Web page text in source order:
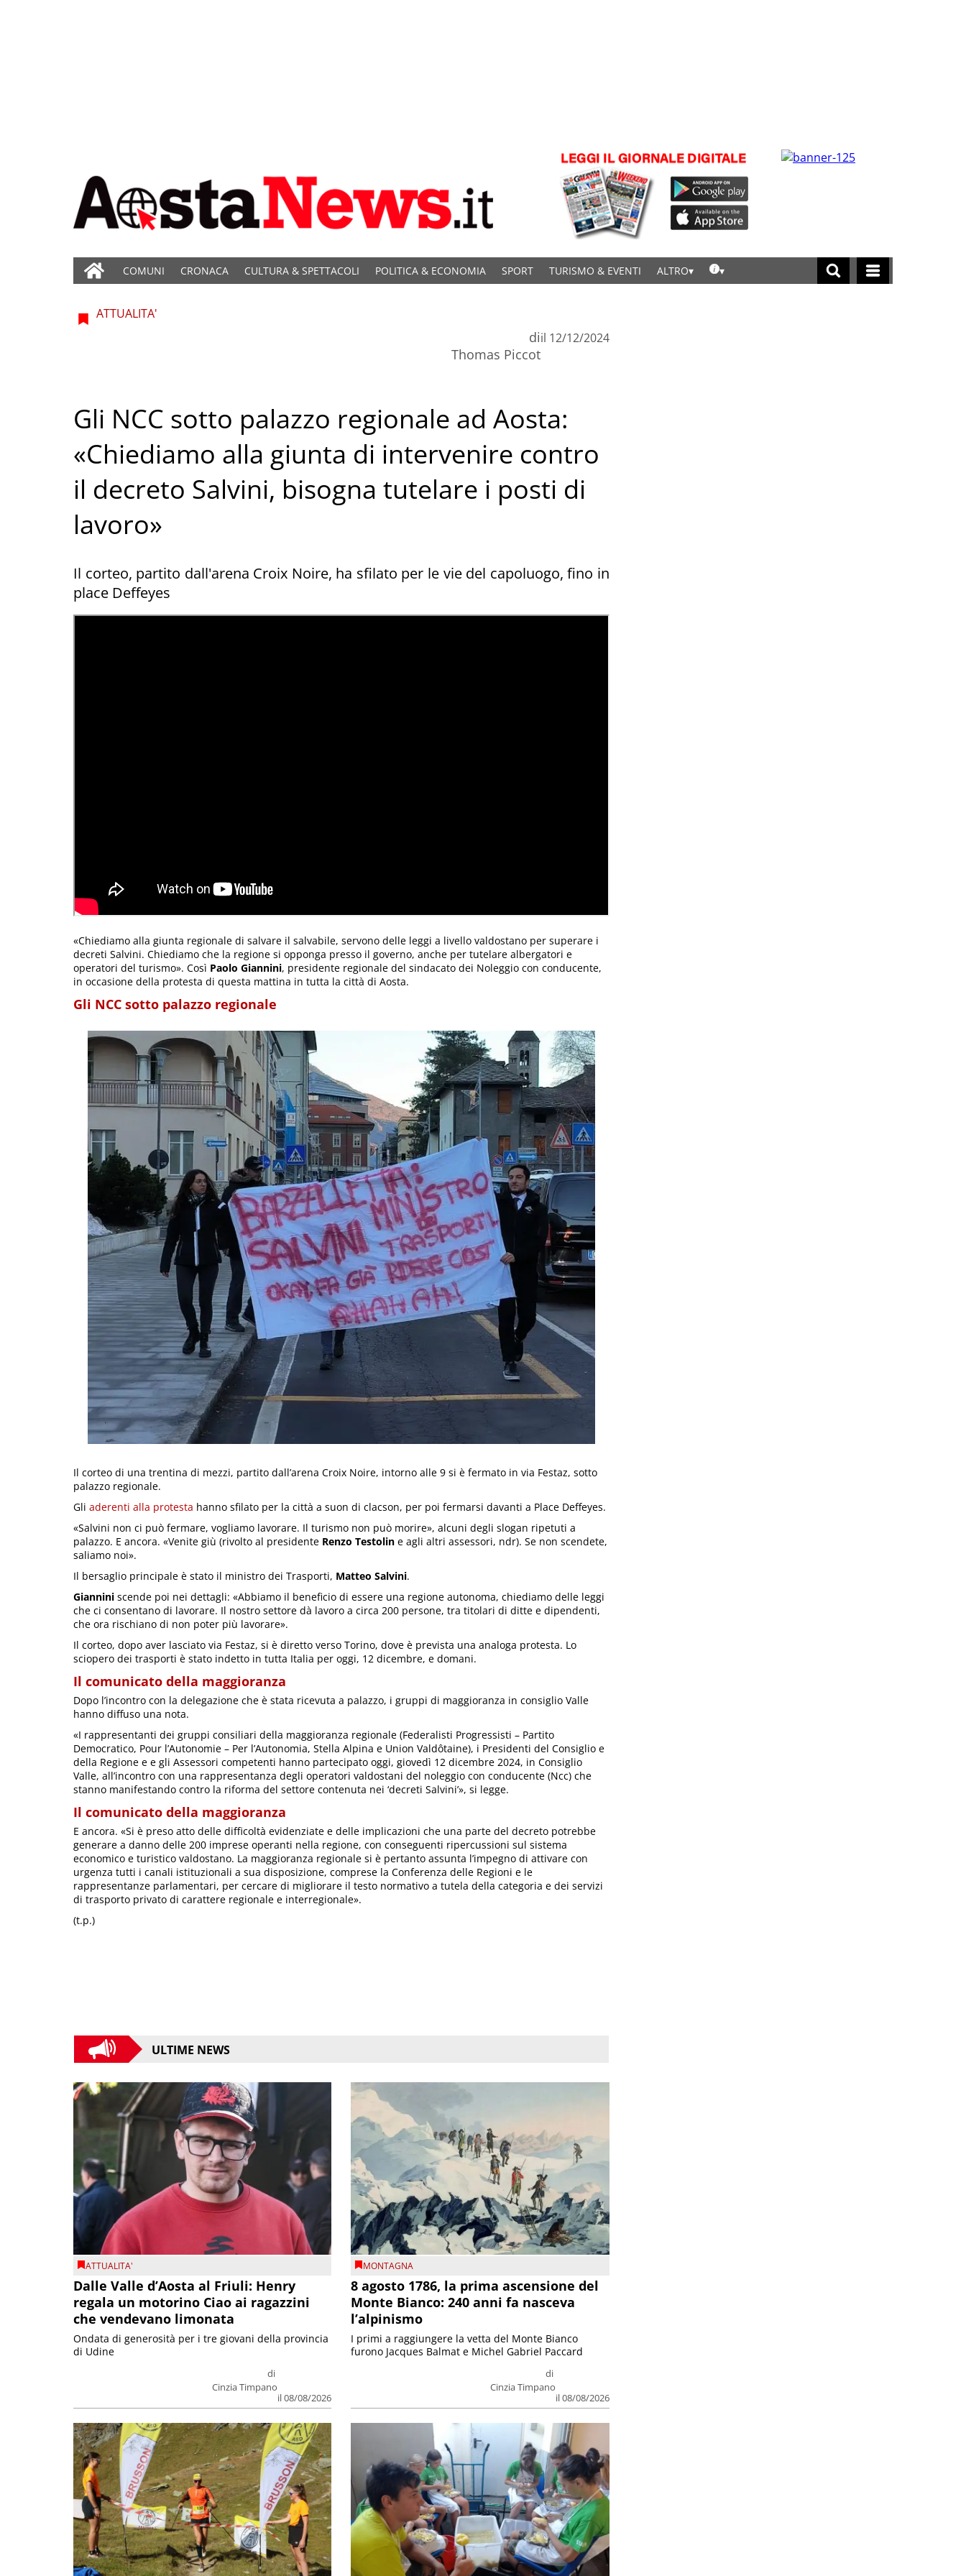
COMUNI CRONACA CULTURA & SPETTACOLI POLITICA & ECONOMIA SPORT TURISMO & EVENTI ALTRO
ATTUALITA'
di
Thomas Piccot
il 12/12/2024
Gli NCC sotto palazzo regionale ad Aosta:
«Chiediamo alla giunta di intervenire contro
il decreto Salvini, bisogna tutelare i posti di
lavoro»
Il corteo, partito dall'arena Croix Noire, ha sfilato per le vie del capoluogo, fino in
place Deffeyes
«Chiediamo alla giunta regionale di salvare il salvabile, servono delle leggi a livello valdostano per superare i
decreti Salvini. Chiediamo che la regione si opponga presso il governo, anche per tutelare albergatori e
operatori del turismo». Così Paolo Giannini, presidente regionale del sindacato dei Noleggio con conducente,
in occasione della protesta di questa mattina in tutta la città di Aosta.
Gli NCC sotto palazzo regionale
Il corteo di una trentina di mezzi, partito dall’arena Croix Noire, intorno alle 9 si è fermato in via Festaz, sotto
palazzo regionale.
Gli aderenti alla protesta hanno sfilato per la città a suon di clacson, per poi fermarsi davanti a Place Deffeyes.
«Salvini non ci può fermare, vogliamo lavorare. Il turismo non può morire», alcuni degli slogan ripetuti a
palazzo. E ancora. «Venite giù (rivolto al presidente Renzo Testolin e agli altri assessori, ndr). Se non scendete,
saliamo noi».
Il bersaglio principale è stato il ministro dei Trasporti, Matteo Salvini.
Giannini scende poi nei dettagli: «Abbiamo il beneficio di essere una regione autonoma, chiediamo delle leggi
che ci consentano di lavorare. Il nostro settore dà lavoro a circa 200 persone, tra titolari di ditte e dipendenti,
che ora rischiano di non poter più lavorare».
Il corteo, dopo aver lasciato via Festaz, si è diretto verso Torino, dove è prevista una analoga protesta. Lo
sciopero dei trasporti è stato indetto in tutta Italia per oggi, 12 dicembre, e domani.
Il comunicato della maggioranza
Dopo l’incontro con la delegazione che è stata ricevuta a palazzo, i gruppi di maggioranza in consiglio Valle
hanno diffuso una nota.
«I rappresentanti dei gruppi consiliari della maggioranza regionale (Federalisti Progressisti – Partito
Democratico, Pour l’Autonomie – Per l’Autonomia, Stella Alpina e Union Valdôtaine), i Presidenti del Consiglio e
della Regione e e gli Assessori competenti hanno partecipato oggi, giovedì 12 dicembre 2024, in Consiglio
Valle, all’incontro con una rappresentanza degli operatori valdostani del noleggio con conducente (Ncc) che
stanno manifestando contro la riforma del settore contenuta nei ‘decreti Salvini’», si legge.
Il comunicato della maggioranza
E ancora. «Si è preso atto delle difficoltà evidenziate e delle implicazioni che una parte del decreto potrebbe
generare a danno delle 200 imprese operanti nella regione, con conseguenti ripercussioni sul sistema
economico e turistico valdostano. La maggioranza regionale si è pertanto assunta l’impegno di attivare con
urgenza tutti i canali istituzionali a sua disposizione, comprese la Conferenza delle Regioni e le
rappresentanze parlamentari, per cercare di migliorare il testo normativo a tutela della categoria e dei servizi
di trasporto privato di carattere regionale e interregionale».
(t.p.)
ULTIME NEWS
ATTUALITA'
Dalle Valle d’Aosta al Friuli: Henry
regala un motorino Ciao ai ragazzini
che vendevano limonata
di
Cinzia Timpano
il 08/08/2026
Ondata di generosità per i tre giovani della provincia
di Udine
MONTAGNA
8 agosto 1786, la prima ascensione del
Monte Bianco: 240 anni fa nasceva
l’alpinismo
di
Cinzia Timpano
il 08/08/2026
I primi a raggiungere la vetta del Monte Bianco
furono Jacques Balmat e Michel Gabriel Paccard